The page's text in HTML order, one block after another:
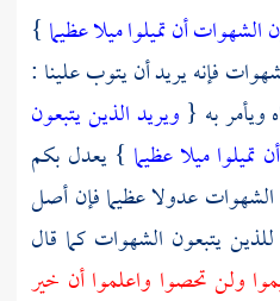
الشهوات أن تميلوا ميلا عظيما }
فإنه يريد أن يتوب علينا :
ويأمر به { ويريد الذين يتبعون
أن تميلوا ميلا عظيما } يعدل بكم
الشهوات عدولا عظيما فإن أصل
يتبعون الشهوات كما قال
ولن تحصوا واعلموا أن خير